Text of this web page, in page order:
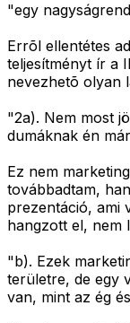
"egy
Errõl ellentétes
teljesítményt ír a
nevezhetõ olyan
"2a). Nem most
dumáknak én
Ez nem
továbbadtam,
prezentáció, ami
hangzott el, nem
"b). Ezek
területre, de egy
van, mint az ég